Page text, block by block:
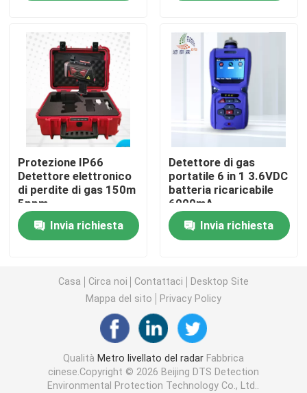
Metro livellato del radar
Sensore livellato del radar
Indicatore di livello radar
Trasmettitore livellato del radar di 80 gigahertz
Indicatore di livello radar
Non trasmettitore livellato del radar del contatto
Trasmettitore di livello liquido radar
Detettore laser di metano
Protezione IP66
Detettore elettronico
di perdite di gas 150m
5ppm
Invia richiesta
Detettore di gas
portatile 6 in 1 3.6VDC
batteria ricaricabile
6000mA
Invia richiesta
Casa Circa noi Contattaci
Desktop Site
Mappa del sito
Privacy Policy
Qualità Metro livellato del radarFabbrica
cinese.Copyright © 2026 Beijing DTS Detection
Environmental Protection Technology Co., Ltd..